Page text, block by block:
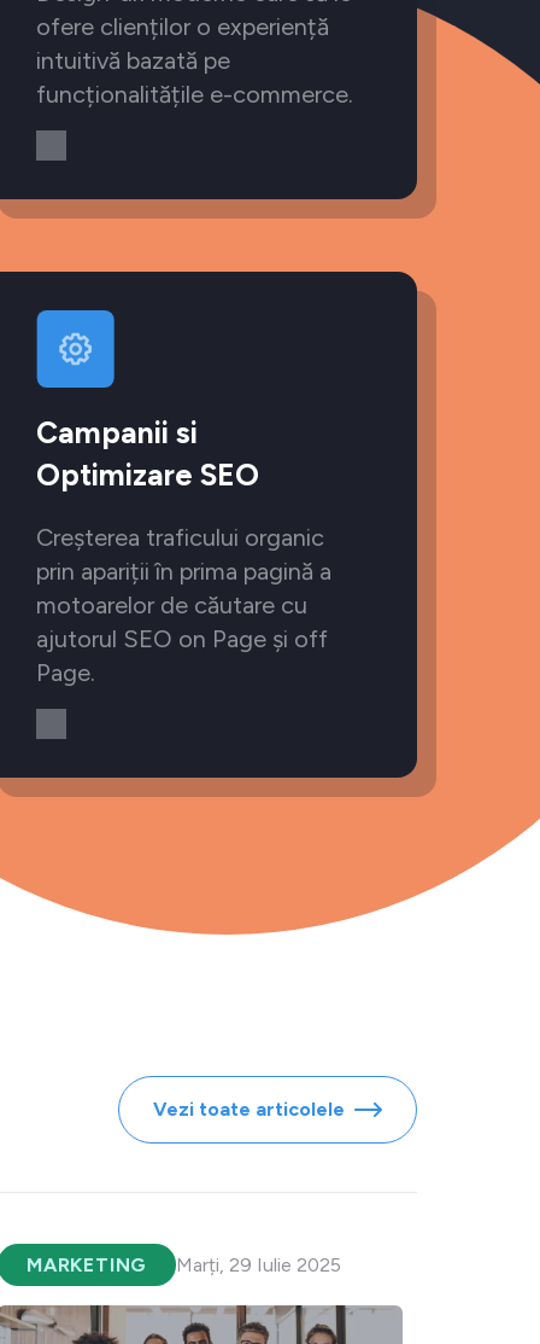
ofere clienților o experiență
intuitivă bazată pe
funcționalitățile e-commerce.
Campanii si
Optimizare SEO
Creșterea traficului organic
prin apariții în prima pagină a
motoarelor de căutare cu
ajutorul SEO on Page și off
Page.
Vezi toate articolele
MARKETING Marți, 29 Iulie 2025